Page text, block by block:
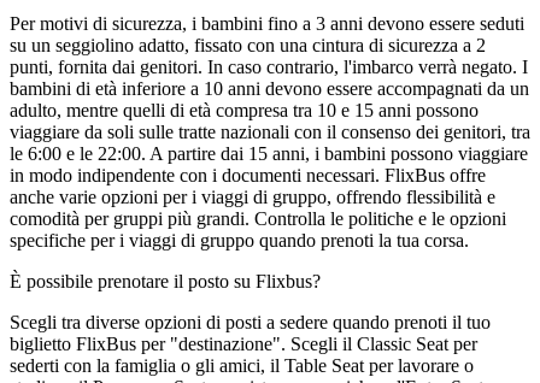
Per motivi di sicurezza, i bambini fino a 3 anni devono essere seduti
su un seggiolino adatto, fissato con una cintura di sicurezza a 2
punti, fornita dai genitori. In caso contrario, l'imbarco verrà negato. I
bambini di età inferiore a 10 anni devono essere accompagnati da un
adulto, mentre quelli di età compresa tra 10 e 15 anni possono
viaggiare da soli sulle tratte nazionali con il consenso dei genitori, tra
le 6:00 e le 22:00. A partire dai 15 anni, i bambini possono viaggiare
in modo indipendente con i documenti necessari. FlixBus offre
anche varie opzioni per i viaggi di gruppo, offrendo flessibilità e
comodità per gruppi più grandi. Controlla le politiche e le opzioni
specifiche per i viaggi di gruppo quando prenoti la tua corsa.
È possibile prenotare il posto su Flixbus?
Scegli tra diverse opzioni di posti a sedere quando prenoti il ​​tuo
biglietto FlixBus per "destinazione". Scegli il Classic Seat per
sederti con la famiglia o gli amici, il Table Seat per lavorare o